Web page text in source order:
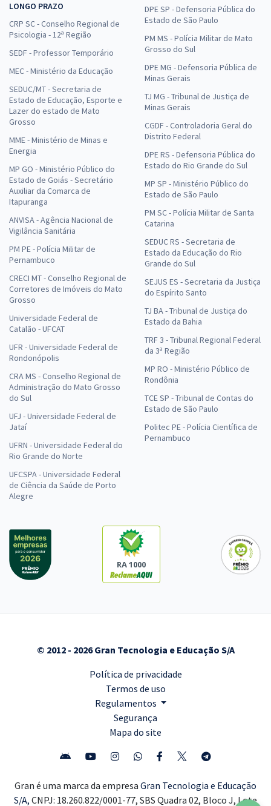
LONGO PRAZO
CRP SC - Conselho Regional de
Psicologia - 12ª Região
SEDF - Professor Temporário
MEC - Ministério da Educação
SEDUC/MT - Secretaria de
Estado de Educação, Esporte e
Lazer do estado de Mato
Grosso
MME - Ministério de Minas e
Energia
MP GO - Ministério Público do
Estado de Goiás - Secretário
Auxiliar da Comarca de
Itapuranga
ANVISA - Agência Nacional de
Vigilância Sanitária
PM PE - Polícia Militar de
Pernambuco
CRECI MT - Conselho Regional de
Corretores de Imóveis do Mato
Grosso
Universidade Federal de
Catalão - UFCAT
UFR - Universidade Federal de
Rondonópolis
CRA MS - Conselho Regional de
Administração do Mato Grosso
do Sul
UFJ - Universidade Federal de
Jataí
UFRN - Universidade Federal do
Rio Grande do Norte
UFCSPA - Universidade Federal
de Ciência da Saúde de Porto
Alegre
DPE SP - Defensoria Pública do
Estado de São Paulo
PM MS - Polícia Militar de Mato
Grosso do Sul
DPE MG - Defensoria Pública de
Minas Gerais
TJ MG - Tribunal de Justiça de
Minas Gerais
CGDF - Controladoria Geral do
Distrito Federal
DPE RS - Defensoria Pública do
Estado do Rio Grande do Sul
MP SP - Ministério Público do
Estado de São Paulo
PM SC - Polícia Militar de Santa
Catarina
SEDUC RS - Secretaria de
Estado da Educação do Rio
Grande do Sul
SEJUS ES - Secretaria da Justiça
do Espírito Santo
TJ BA - Tribunal de Justiça do
Estado da Bahia
TRF 3 - Tribunal Regional Federal
da 3ª Região
MP RO - Ministério Público de
Rondônia
TCE SP - Tribunal de Contas do
Estado de São Paulo
Politec PE - Polícia Científica de
Pernambuco
RA 1000
© 2012 - 2026 Gran Tecnologia e Educação S/A
Política de privacidade
Termos de uso
Regulamentos
Segurança
Mapa do site
Gran é uma marca da empresa Gran Tecnologia e Educação
S/A, CNPJ: 18.260.822/0001-77, SBS Quadra 02, Bloco J, Lote